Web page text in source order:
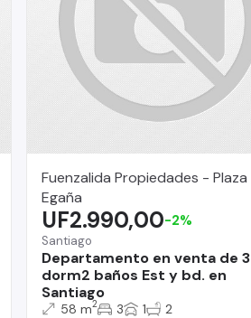
Fuenzalida Propiedades - Plaza
Egaña
Santiago
Departamento en venta de 3
dorm2 baños Est y bd. en
Santiago
UF2.990,00-2%
58 m2 3 1 2